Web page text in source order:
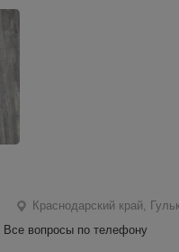
Краснодарский край,
Все вопросы по телефону